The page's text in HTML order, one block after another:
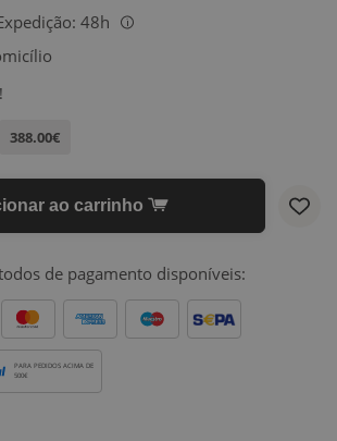
48h
i
388.00€
ao carrinho
de pagamento disponíveis:
PARA PEDIDOS ACIMA DE
500€